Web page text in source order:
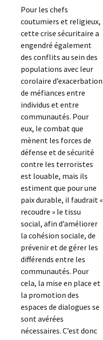
Pour les chefs
coutumiers et religieux,
cette crise sécuritaire a
engendré également
des conflits au sein des
populations avec leur
corolaire d’exacerbation
de méfiances entre
individus et entre
communautés. Pour
eux, le combat que
mènent les forces de
défense et de sécurité
contre les terroristes
est louable, mais ils
estiment que pour une
paix durable, il faudrait «
recoudre » le tissu
social, afin d’améliorer
la cohésion sociale, de
prévenir et de gérer les
différends entre les
communautés. Pour
cela, la mise en place et
la promotion des
espaces de dialogues se
sont avérées
nécessaires. C’est donc